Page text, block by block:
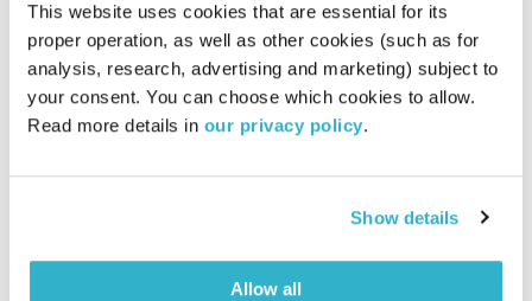
This website uses cookies that are essential for its
proper operation, as well as other cookies (such as for
analysis, research, advertising and marketing) subject to
your consent. You can choose which cookies to allow.
Read more details in our privacy policy.
Show details
Allow all
התעוררות
גליה גלעדי
03.08.22
01:27:29
אודיו